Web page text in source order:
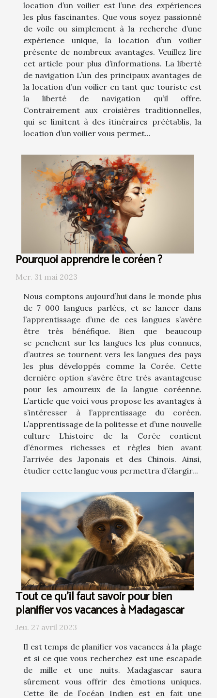
location d’un voilier est l’une des expériences
les plus fascinantes. Que vous soyez passionné
de voile ou simplement à la recherche d’une
expérience unique, la location d’un voilier
présente de nombreux avantages. Veuillez lire
cet article pour plus d’informations. La liberté
de navigation L’un des principaux avantages de
la location d’un voilier en tant que touriste est
la liberté de navigation qu’il offre.
Contrairement aux croisières traditionnelles,
qui se limitent à des itinéraires préétablis, la
location d’un voilier vous permet...
Pourquoi apprendre le coréen ?
Mer. 31 mai 2023
Nous comptons aujourd’hui dans le monde plus
de 7 000 langues parlées, et se lancer dans
l’apprentissage d’une de ces langues s’avère
être très bénéfique. Bien que beaucoup
se penchent sur les langues les plus connues,
d’autres se tournent vers les langues des pays
les plus développés comme la Corée. Cette
dernière option s’avère être très avantageuse
pour les amoureux de la langue coréenne.
L’article que voici vous propose les avantages à
s’intéresser à l’apprentissage du coréen.
L’apprentissage de la politesse et d’une nouvelle
culture L’histoire de la Corée contient
d’énormes richesses et règles bien avant
l’arrivée des Japonais et des Chinois. Ainsi,
étudier cette langue vous permettra d’élargir...
Tout ce qu'il faut savoir pour bien
planifier vos vacances à Madagascar
Jeu. 27 avril 2023
Il est temps de planifier vos vacances à la plage
et si ce que vous recherchez est une escapade
de mille et une nuits. Madagascar saura
sûrement vous offrir des émotions uniques.
Cette île de l’océan Indien est en fait une